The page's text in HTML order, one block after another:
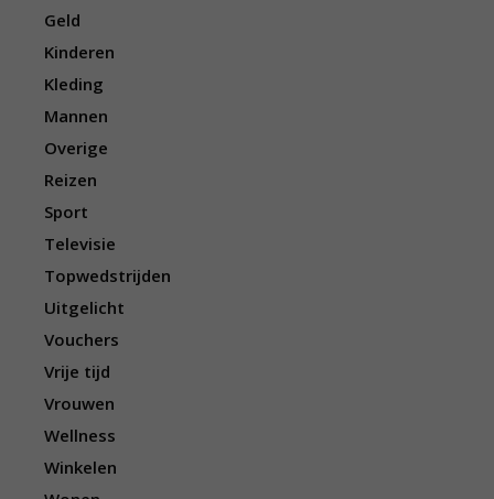
Geld
Kinderen
Kleding
Mannen
Overige
Reizen
Sport
Televisie
Topwedstrijden
Uitgelicht
Vouchers
Vrije tijd
Vrouwen
Wellness
Winkelen